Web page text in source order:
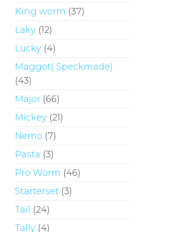
King worm (37)
Laky (12)
Lucky (4)
Maggot( Speckmade)
(43)
Major (66)
Mickey (21)
Nemo (7)
Pasta (3)
Pro Worm (46)
Starterset (3)
Tail
(24)
Tally (4)